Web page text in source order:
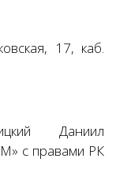
17, каб.
Даниил
с правами РК